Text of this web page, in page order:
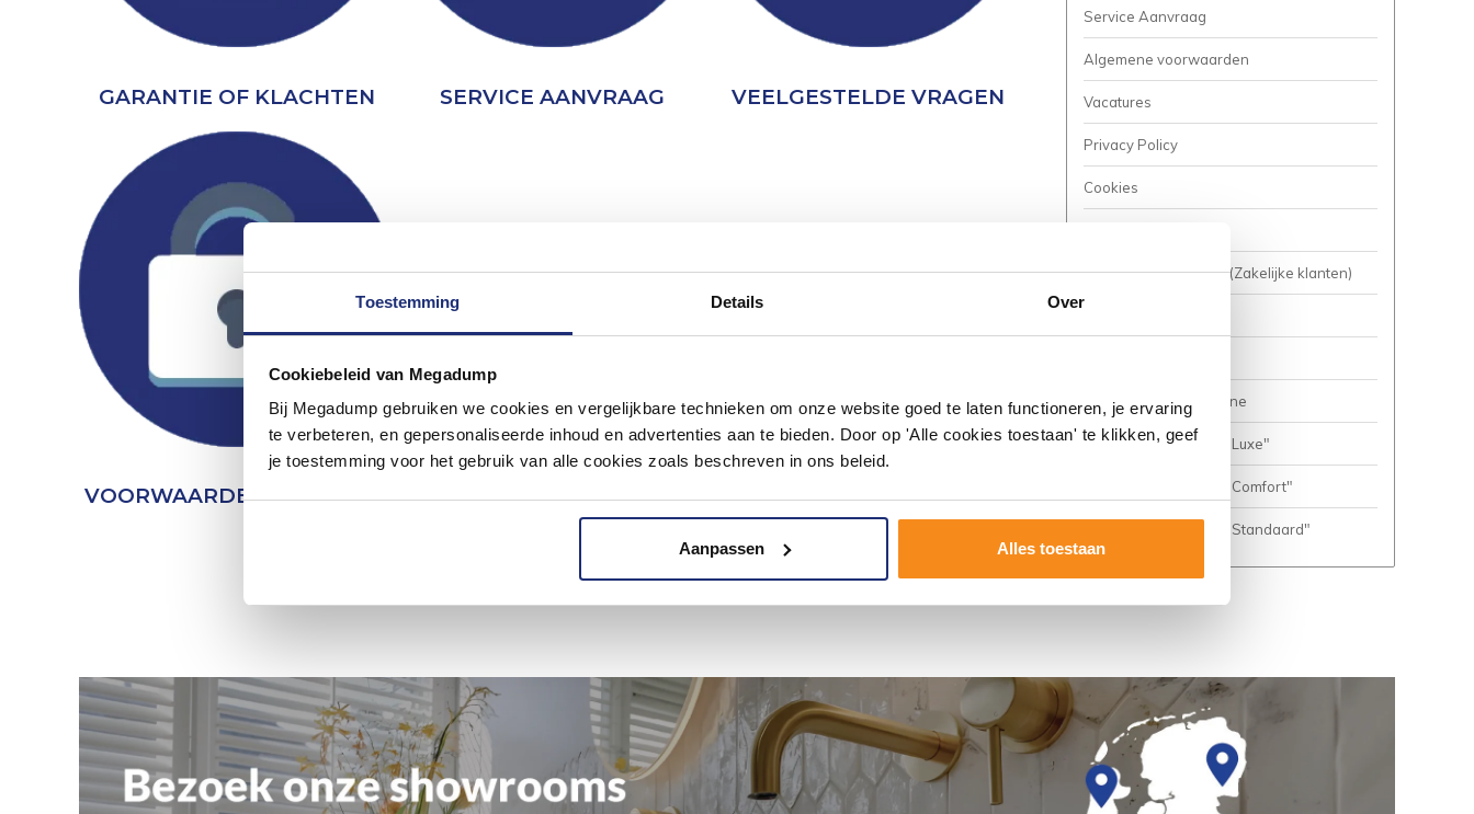
Toestemming Details Over
Cookiebeleid van Megadump
Bij Megadump gebruiken we cookies en vergelijkbare technieken om onze website goed te laten functioneren, je ervaring
te verbeteren, en gepersonaliseerde inhoud en advertenties aan te bieden. Door op 'Alle cookies toestaan' te klikken, geef
je toestemming voor het gebruik van alle cookies zoals beschreven in ons beleid.
Aanpassen Alles toestaan
GARANTIE OF KLACHTEN SERVICE AANVRAAG VEELGESTELDE VRAGEN
VOORWAARDEN & PRIVACY
Service Aanvraag
Algemene voorwaarden
Vacatures
Privacy Policy
Cookies
Business to Business (Zakelijke klanten)
Ons inspiratie magazine
Complete Badkamer "Luxe"
Complete Badkamer "Comfort"
Complete Badkamer "Standaard"